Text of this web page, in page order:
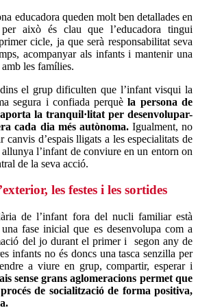
educadora queden molt ben detallades en
això és clau que l’educadora tingui
cicle, ja que serà responsabilitat seva
acompanyar als infants i mantenir una
les famílies.
el grup dificulten que l’infant visqui la
segura i confiada perquè la persona de
la tranquil·litat per desenvolupar-
cada dia més autònoma.Igualment, no
canvis d’espais lligats a les especialitats de
l’infant de conviure en un entorn on
de la seva acció.
les festes i les sortides
de l’infant fora del nucli familiar està
fase inicial que es desenvolupa com a
del jo durant el primer i segon any de
infants no és doncs una tasca senzilla per
a viure en grup, compartir, esperar i
sense grans aglomeracions permet que
de socialització de forma positiva,